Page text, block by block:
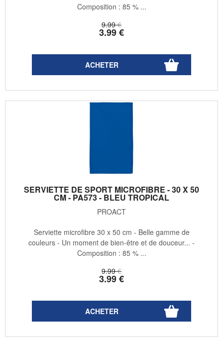
9.99 €
3.99€
Composition : 85 % ...
SERVIETTE DE SPORT MICROFIBRE - 30 X 50
CM - PA573 - BLEU TROPICAL
PROACT
9.99 €
3.99€
Serviette microfibre 30 x 50 cm - Belle gamme de
couleurs - Un moment de bien-être et de douceur... -
Composition : 85 % ...